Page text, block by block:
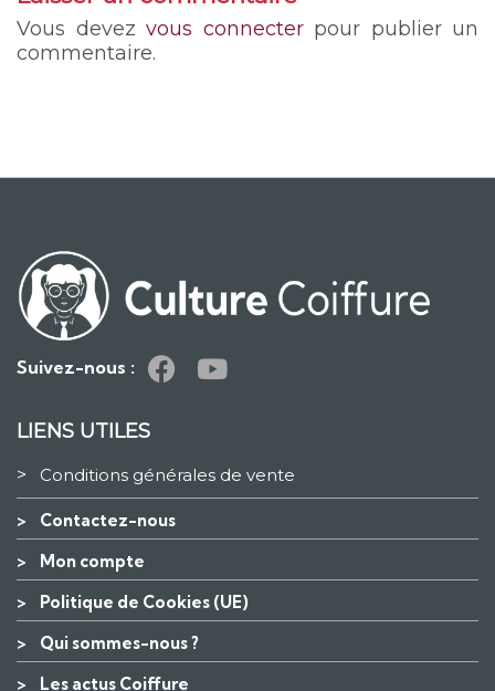
Vous devez vous connecterpour publier un
commentaire.
Suivez-nous :
LIENS UTILES
> Conditions générales de vente
> Contactez-nous
> Mon compte
> Politique de Cookies (UE)
> Qui sommes-nous ?
> Les actus Coiffure